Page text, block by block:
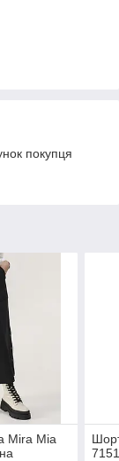
покупця
Mira Mia